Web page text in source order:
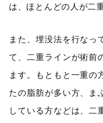
は、ほとんどの人が二
また、埋没法を行なっ
て、二重ラインが術前
ます。もともと一重の
たの脂肪が多い方、ま
している方などは、二